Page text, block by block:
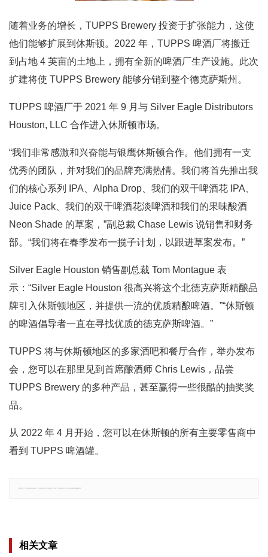
随着业务的增长，TUPPS Brewery 投资于扩张能力，这使
他们能够扩展到休斯顿。2022 年，TUPPS 啤酒厂将搬迁
到占地 4 英亩的土地上，拥有全新的啤酒厂生产设施。此次
扩建将使 TUPPS Brewery 能够分销到整个德克萨斯州。
TUPPS 啤酒厂于 2021 年 9 月与 Silver Eagle Distributors
Houston, LLC 合作进入休斯顿市场。
“我们非常感激和兴奋能与银鹰休斯顿合作。他们拥有一支
优秀的团队，并对我们的品牌充满热情。我们将首先推出我
们的核心系列 IPA、Alpha Drop、我们的双干啤酒花 IPA、
Juice Pack、我们的双干啤酒花淡啤酒和我们的果味酸酒
Neon Shade 的草案，”副总裁 Chase Lewis 说销售和财务
部。“我们将在春季发布一揽子计划，以跟进草案发布。”
Silver Eagle Houston 销售副总裁 Tom Montague 表
示：“Silver Eagle Houston 很高兴将这个北德克萨斯精酿品
牌引入休斯顿地区，并提供一流的优质精酿啤酒。”“休斯顿
的啤酒倡导者一直在寻找优质的德克萨斯啤酒。”
TUPPS 将与休斯顿地区的多家酒吧和餐厅合作，举办发布
会，您可以在那里见到首席酿酒师 Chris Lewis，品尝
TUPPS Brewery 的多种产品，甚至赢得一些很酷的抽奖奖
品。
从 2022 年 4 月开始，您可以在休斯顿的所有主要零售商中
看到 TUPPS 啤酒罐。
相关文章